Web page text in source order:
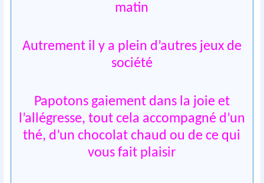
matin
Autrement il y a plein d’autres jeux de
société
Papotons gaiement dans la joie et
l’allégresse, tout cela accompagné d’un
thé, d’un chocolat chaud ou de ce qui
vous fait plaisir